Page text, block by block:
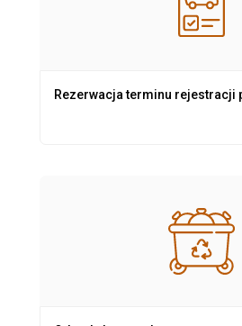
Rezerwacja terminu rejestracji